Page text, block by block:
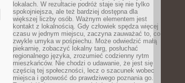
lokalach. W rezultacie podróż staje się nie tylko
spokojniejsza, ale też bardziej dostępna dla
większej liczby osób. Ważnym elementem jest
kontakt z lokalnością. Gdy człowiek spędza więcej
czasu w jednym miejscu, zaczyna zauważać to, co
zwykle umyka w pośpiechu. Może odwiedzić małą
piekarnię, zobaczyć lokalny targ, posłuchać
regionalnego języka, zrozumieć codzienny rytm
mieszkańców. Nie chodzi o udawanie, że jest się
częścią tej społeczności, lecz o szacunek wobec
miejsca i gotowość do prawdziwego poznania go.